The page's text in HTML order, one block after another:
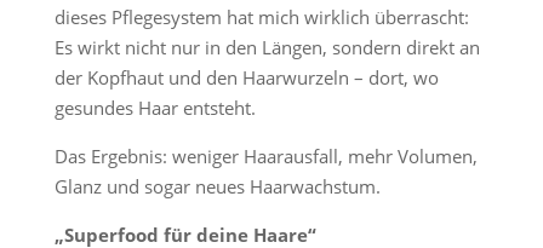
dieses Pflegesystem hat mich wirklich überrascht:
Es wirkt nicht nur in den Längen, sondern direkt an
der Kopfhaut und den Haarwurzeln – dort, wo
gesundes Haar entsteht.
Das Ergebnis: weniger Haarausfall, mehr Volumen,
Glanz und sogar neues Haarwachstum.
„Superfood für deine Haare“